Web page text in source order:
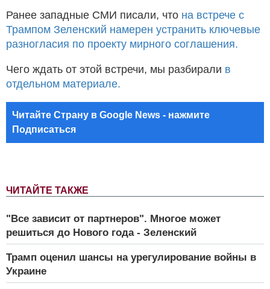
ЧИТАЙТЕ ТАКЖЕ
"Все зависит от партнеров". Многое может
решиться до Нового года - Зеленский
Трамп оценил шансы на урегулирование войны в
Украине
Ранее западные СМИ писали, что на встрече с
Трампом Зеленский намерен устранить ключевые
разногласия по проекту мирного соглашения.
Чего ждать от этой встречи, мы разбирали в
отдельном материале.
Читайте Страну в Google News - нажмите
Подписаться